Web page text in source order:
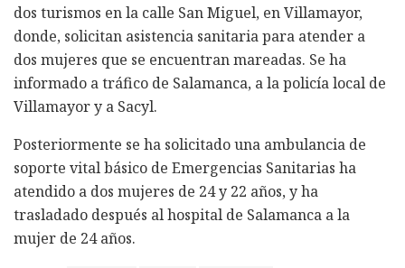
dos turismos en la calle San Miguel, en Villamayor,
donde, solicitan asistencia sanitaria para atender a
dos mujeres que se encuentran mareadas. Se ha
informado a tráfico de Salamanca, a la policía local de
Villamayor y a Sacyl.
Posteriormente se ha solicitado una ambulancia de
soporte vital básico de Emergencias Sanitarias ha
atendido a dos mujeres de 24 y 22 años, y ha
trasladado después al hospital de Salamanca a la
mujer de 24 años.